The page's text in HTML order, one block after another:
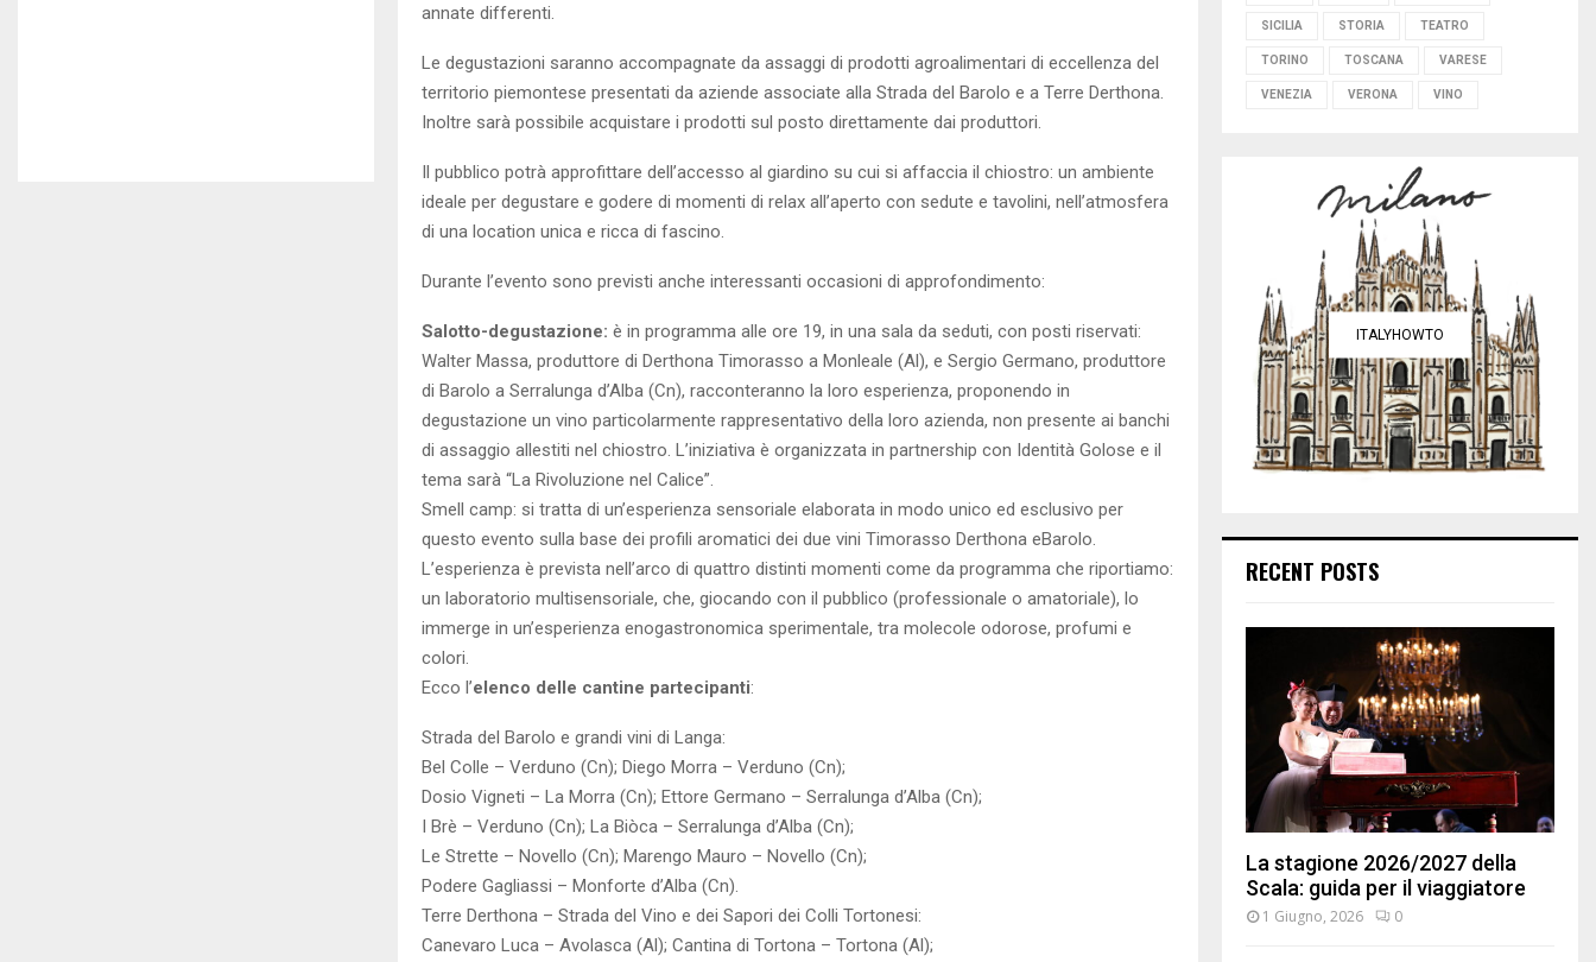
annate differenti.
Le degustazioni saranno accompagnate da assaggi di prodotti agroalimentari di eccellenza del
territorio piemontese presentati da aziende associate alla Strada del Barolo e a Terre Derthona.
Inoltre sarà possibile acquistare i prodotti sul posto direttamente dai produttori.
Il pubblico potrà approfittare dell’accesso al giardino su cui si affaccia il chiostro: un ambiente
ideale per degustare e godere di momenti di relax all’aperto con sedute e tavolini, nell’atmosfera
di una location unica e ricca di fascino.
Durante l’evento sono previsti anche interessanti occasioni di approfondimento:
Salotto-degustazione: è in programma alle ore 19, in una sala da seduti, con posti riservati:
Walter Massa, produttore di Derthona Timorasso a Monleale (Al), e Sergio Germano, produttore
di Barolo a Serralunga d’Alba (Cn), racconteranno la loro esperienza, proponendo in
degustazione un vino particolarmente rappresentativo della loro azienda, non presente ai banchi
di assaggio allestiti nel chiostro. L’iniziativa è organizzata in partnership con Identità Golose e il
tema sarà “La Rivoluzione nel Calice”.
Smell camp: si tratta di un’esperienza sensoriale elaborata in modo unico ed esclusivo per
questo evento sulla base dei profili aromatici dei due vini Timorasso Derthona eBarolo.
L’esperienza è prevista nell’arco di quattro distinti momenti come da programma che riportiamo:
un laboratorio multisensoriale, che, giocando con il pubblico (professionale o amatoriale), lo
immerge in un’esperienza enogastronomica sperimentale, tra molecole odorose, profumi e
colori.
Ecco l’elenco delle cantine partecipanti:
Strada del Barolo e grandi vini di Langa:
Bel Colle – Verduno (Cn); Diego Morra – Verduno (Cn);
Dosio Vigneti – La Morra (Cn); Ettore Germano – Serralunga d’Alba (Cn);
I Brè – Verduno (Cn); La Biòca – Serralunga d’Alba (Cn);
Le Strette – Novello (Cn); Marengo Mauro – Novello (Cn);
Podere Gagliassi – Monforte d’Alba (Cn).
Terre Derthona – Strada del Vino e dei Sapori dei Colli Tortonesi:
Canevaro Luca – Avolasca (Al); Cantina di Tortona – Tortona (Al);
SICILIA STORIA TEATRO
TORINO TOSCANA VARESE
VENEZIA VERONA VINO
ITALYHOWTO
RECENT POSTS
La stagione 2026/2027 della
Scala: guida per il viaggiatore
1 Giugno, 2026 0